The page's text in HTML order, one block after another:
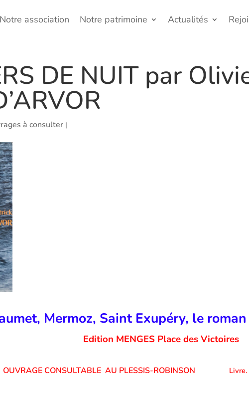
Notre association Notre patrimoine Actualités
DE NUIT par
à consulter |
Mermoz, Saint Exupéry, le
Edition MENGES Place des Victoires
OUVRAGE CONSULTABLE AU PLESSIS-ROBINSON